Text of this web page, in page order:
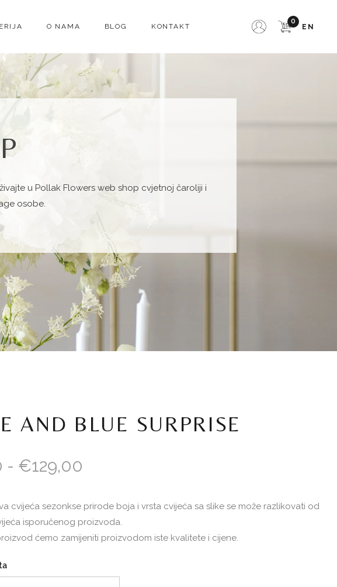
O NAMA BLOG KONTAKT
0
EN
u Pollak Flowers web shop cvjetnoj čaroliji i
osobe.
AND BLUE SURPRISE
- €129,00
cvijeća sezonkse prirode boja i vrsta cvijeća sa slike se može razlikovati od
isporučenog proizvoda.
ćemo zamijeniti proizvodom iste kvalitete i cijene.